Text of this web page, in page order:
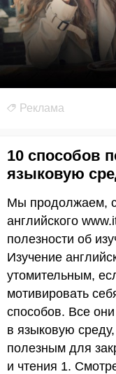
Реклама
10 способов
языковую
Мы продолжаем,
английского
полезности об
Изучение
утомительным,
мотивировать
способов. Все
в языковую
полезным для
и чтения 1.